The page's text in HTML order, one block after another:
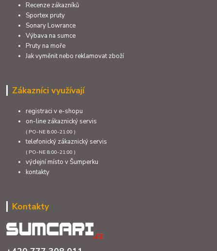
Recenze zákazníků
Sportex pruty
Sonary Lowrance
Výbava na sumce
Pruty na moře
Jak vyměnit nebo reklamovat zboží
Zákazníci využívají
registraci v e-shopu
on-line zákaznický servis
( PO-NE 8:00-21:00 )
telefonický zákaznický servis
( PO-NE 8:00-21:00 )
výdejní místo v Šumperku
kontakty
Kontakty